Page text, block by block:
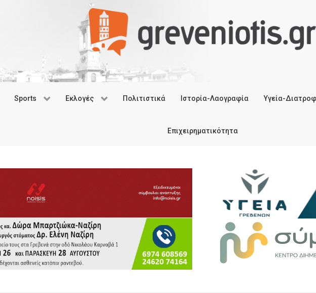
Sports Εκλογές Πολιτιστικά Ιστορία-Λαογραφία Υγεία-
Επιχειρηματικότητα